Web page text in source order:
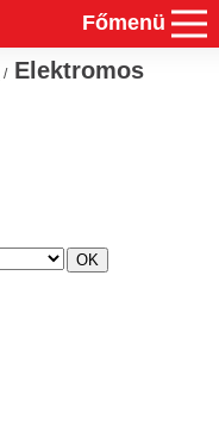
Főmenü
/ Elektromos